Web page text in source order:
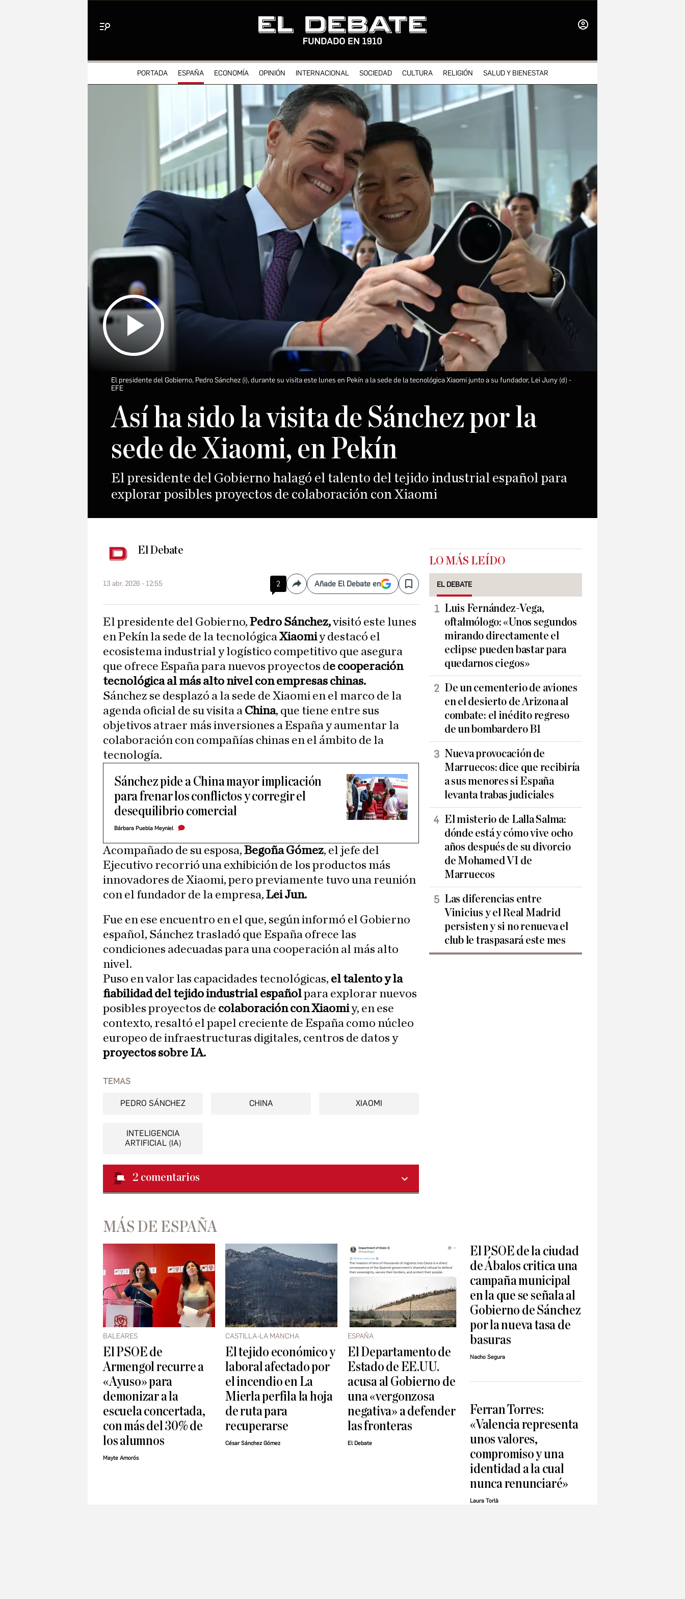
PORTADA ESPAÑA ECONOMÍA OPINIÓN INTERNACIONAL SOCIEDAD CULTURA RELIGIÓN SALUD Y BIENESTAR
El presidente del Gobierno, Pedro Sánchez (i), durante su visita este lunes en Pekín a la sede de la tecnológica Xiaomi junto a su fundador, Lei Juny (d)
EFE
Así ha sido la visita de Sánchez por la
sede de Xiaomi, en Pekín
El presidente del Gobierno halagó el talento del tejido industrial español para
explorar posibles proyectos de colaboración con Xiaomi
El Debate
13 abr. 2026 - 12:55 2 CompartirAñade El Debate en Save
El presidente del Gobierno,Pedro Sánchez,visitó este lunes
en Pekín la sede de la tecnológica Xiaomiy destacó el
ecosistema industrial y logístico competitivo que asegura
que ofrece España para nuevos proyectos d e cooperación
tecnológica al más alto nivel con empresas chinas.
Sánchez se desplazó a la sede de Xiaomi en el marco de la
agenda oficial de su visita a China, que tiene entre sus
objetivos atraer más inversiones a España y aumentar la
colaboración con compañías chinas en el ámbito de la
tecnología.
Sánchez pide a China mayor implicación
para frenar los conflictos y corregir el
desequilibrio comercial
Bárbara Puebla Meyniel
Acompañado de su esposa, Begoña Gómez, el jefe del
Ejecutivo recorrió una exhibición de los productos más
innovadores de Xiaomi, pero previamente tuvo una reunión
con el fundador de la empresa, Lei Jun.
Fue en ese encuentro en el que, según informó el Gobierno
español, Sánchez trasladó que España ofrece las
condiciones adecuadas para una cooperación al más alto
nivel.
Puso en valor las capacidades tecnológicas, el talento y la
fiabilidad del tejido industrial españolpara explorar nuevos
posibles proyectos de colaboración con Xiaomiy, en ese
contexto, resaltó el papel creciente de España como núcleo
europeo de infraestructuras digitales, centros de datos y
proyectos sobre IA.
TEMAS
PEDRO SÁNCHEZ CHINA XIAOMI
INTELIGENCIA
ARTIFICIAL (IA)
2 comentarios
LO MÁS LEÍDO
EL DEBATE
Luis Fernández-Vega,
oftalmólogo: «Unos segundos
mirando directamente el
eclipse pueden bastar para
quedarnos ciegos»
De un cementerio de aviones
en el desierto de Arizona al
combate: el inédito regreso
de un bombardero B1
Nueva provocación de
Marruecos: dice que recibiría
a sus menores si España
levanta trabas judiciales
El misterio de Lalla Salma:
dónde está y cómo vive ocho
años después de su divorcio
de Mohamed VI de
Marruecos
Las diferencias entre
Vinicius y el Real Madrid
persisten y si no renueva el
club le traspasará este mes
MÁS DE ESPAÑA
BALEARES
El PSOE de
Armengol recurre a
«Ayuso» para
demonizar a la
escuela concertada,
con más del 30% de
los alumnos
Mayte Amorós
CASTILLA-LA MANCHA
El tejido económico y
laboral afectado por
el incendio en La
Mierla perfila la hoja
de ruta para
recuperarse
César Sánchez Gómez
ESPAÑA
El Departamento de
Estado de EE.UU.
acusa al Gobierno de
una «vergonzosa
negativa» a defender
las fronteras
El Debate
El PSOE de la ciudad
de Ábalos critica una
campaña municipal
en la que se señala al
Gobierno de Sánchez
por la nueva tasa de
basuras
Nacho Segura
Ferran Torres:
«Valencia representa
unos valores,
compromiso y una
identidad a la cual
nunca renunciaré»
Laura Torlà